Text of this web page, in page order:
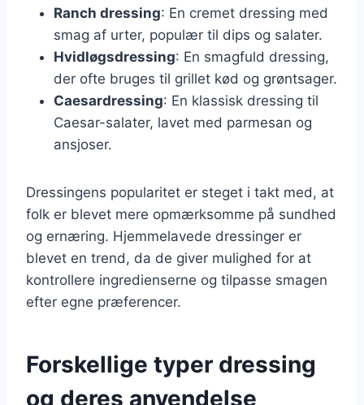
Ranch dressing: En cremet dressing med
smag af urter, populær til dips og salater.
Hvidløgsdressing: En smagfuld dressing,
der ofte bruges til grillet kød og grøntsager.
Caesardressing: En klassisk dressing til
Caesar-salater, lavet med parmesan og
ansjoser.
Dressingens popularitet er steget i takt med, at
folk er blevet mere opmærksomme på sundhed
og ernæring. Hjemmelavede dressinger er
blevet en trend, da de giver mulighed for at
kontrollere ingredienserne og tilpasse smagen
efter egne præferencer.
Forskellige typer dressing
og deres anvendelse